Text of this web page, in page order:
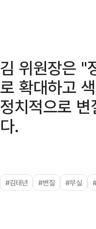
김 위원장은 "
로 확대하고
정치적으로
다.
#김태년 #변질 #부실